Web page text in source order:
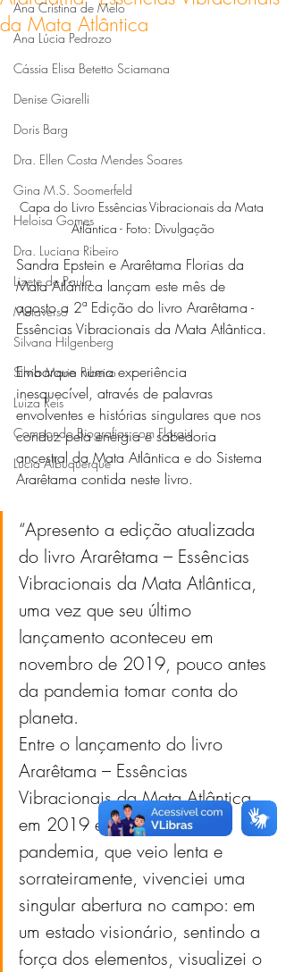
Ana Cristina de Melo
Ana Lúcia Pedrozo
Cássia Elisa Betetto Sciamana
Denise Giarelli
Doris Barg
Dra. Ellen Costa Mendes Soares
Gina M.S. Soomerfeld
Heloisa Gomes
Dra. Luciana Ribeiro
Lizete de Paula
Metaverso
Silvana Hilgenberg
Silvia Maria Ribeiro
Luiza Reis
Compondo Biografias com Florais
Lucia Albuquerque
da Mata Atlântica
Capa do Livro Essências Vibracionais da Mata
Atlântica - Foto: Divulgação
Sandra Epstein e Ararêtama Florias da
Mata Atlântica lançam este mês de
agosto a 2ª Edição do livro Ararêtama -
Essências Vibracionais da Mata Atlântica.
Embarque numa experiência
inesquecível, através de palavras
envolventes e histórias singulares que nos
conduz pela energia e sabedoria
ancestral da Mata Atlântica e do Sistema
Ararêtama contida neste livro.
“Apresento a edição atualizada
do livro Ararêtama – Essências
Vibracionais da Mata Atlântica,
uma vez que seu último
lançamento aconteceu em
novembro de 2019, pouco antes
da pandemia tomar conta do
planeta.
Entre o lançamento do livro
Ararêtama – Essências
Vibracionais da Mata Atlântica,
em 2019 e o início da
pandemia, que veio lenta e
sorrateiramente, vivenciei uma
singular abertura no campo: em
um estado visionário, sentindo a
força dos elementos, visualizei o